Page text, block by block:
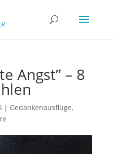
Angst” – 8
| Gedankenausflüge,